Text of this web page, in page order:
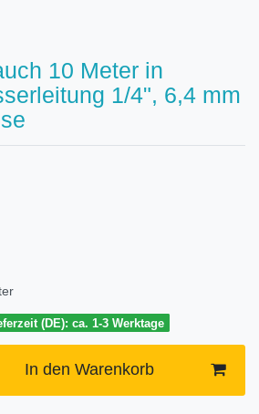
10 Meter in
1/4", 6,4 mm
(DE): ca. 1-3 Werktage
In den Warenkorb